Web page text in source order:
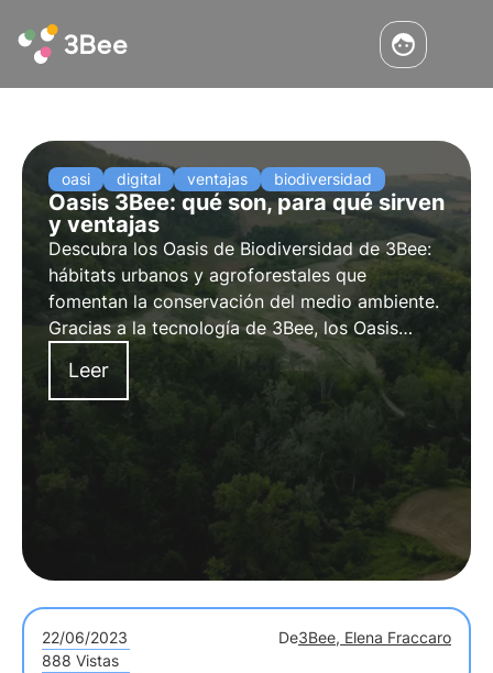
oasi digital ventajas biodiversidad
Oasis 3Bee: qué son, para qué sirven
y ventajas
Descubra los Oasis de Biodiversidad de 3Bee:
hábitats urbanos y agroforestales que
fomentan la conservación del medio ambiente.
Gracias a la tecnología de 3Bee, los Oasis
conectan naturaleza y empresa, ofreciendo
toda una serie de ventajas. Únete al cambio y
adopta un Oasis para proteger la
Leer
22/06/2023 De3Bee, Elena Fraccaro
888 Vistas